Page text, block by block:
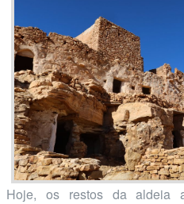
Hoje, os restos da aldeia